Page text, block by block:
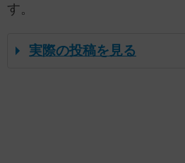
す。
実際の投稿を見る